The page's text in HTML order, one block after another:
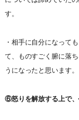
す。
・相手に自分になって
て、ものすごく腑に落
うになったと思います。
⑥怒りを解放する上で、